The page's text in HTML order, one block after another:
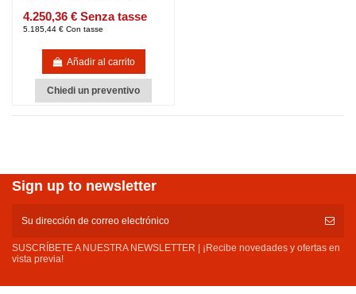
4.250,36 € Senza tasse
5.185,44 € Con tasse
Añadir al carrito
Chiedi un preventivo
Sign up to newsletter
SUSCRÍBETE A NUESTRA NEWSLETTER | ¡Recibe novedades y ofertas en
vista previa!